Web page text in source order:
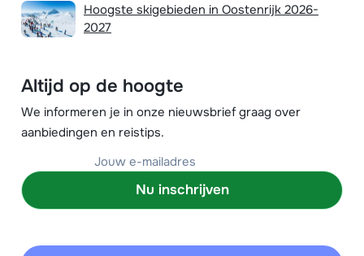
Hoogste skigebieden in Oostenrijk 2026-
2027
Altijd op de hoogte
We informeren je in onze nieuwsbrief graag over
aanbiedingen en reistips.
Nu inschrijven